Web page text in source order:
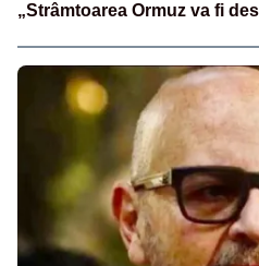
„Strâmtoarea Ormuz va fi